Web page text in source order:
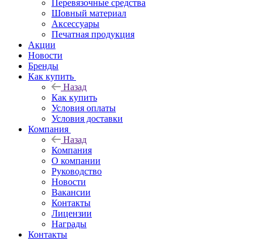
Перевязочные средства
Шовный материал
Аксессуары
Печатная продукция
Акции
Новости
Бренды
Как купить
Назад
Как купить
Условия оплаты
Условия доставки
Компания
Назад
Компания
О компании
Руководство
Новости
Вакансии
Контакты
Лицензии
Награды
Контакты